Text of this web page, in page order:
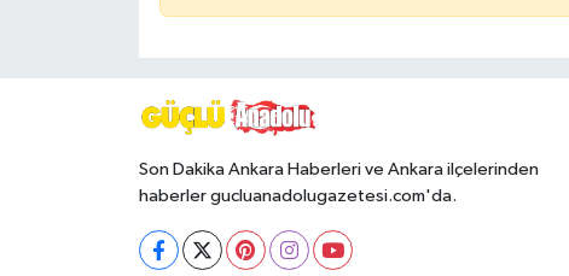
Son Dakika Ankara Haberleri ve Ankara ilçelerinden
haberler gucluanadolugazetesi.com'da.